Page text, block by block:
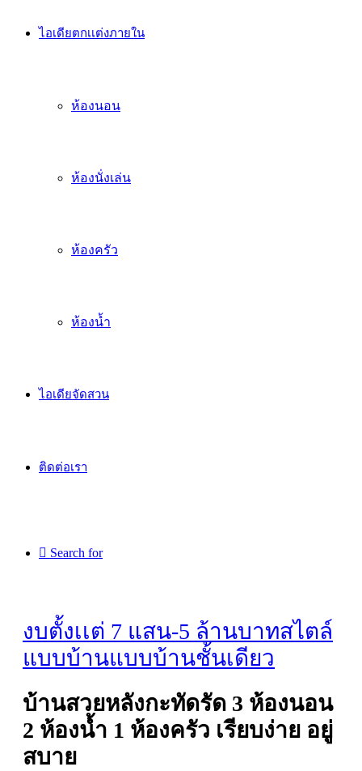
ไอเดียตกเเต่งภายใน
ห้องนอน
ห้องนั่งเล่น
ห้องครัว
ห้องน้ำ
ไอเดียจัดสวน
ติดต่อเรา
Search for
งบตั้งเเต่ 7 แสน-5 ล้านบาทสไตล์
แบบบ้านแบบบ้านชั้นเดียว
บ้านสวยหลังกะทัดรัด 3 ห้องนอน
2 ห้องน้ำ 1 ห้องครัว เรียบง่าย อยู่
สบาย